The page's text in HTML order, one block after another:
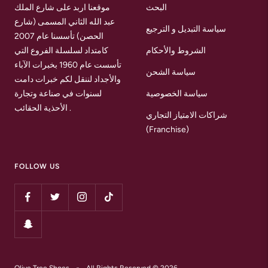
موقعنا اربد على شارع الملك
عبد الله الثاني المسمى (شارع
الحصن) تأسسنا عام 2007
كامتداد لسلسلة الفروع التي
تأسست عام 1960 بخبرات الآباء
والأجداد لننقل لكم خبرات دامت
لسنوات في صناعة وتجارة
الأحذية الحقائب .
البحث
سياسة التبديل و الترجيع
الشروط والأحكام
سياسة الشحن
سياسة الخصوصية
شراكات الامتياز التجاري
(Franchise)
FOLLOW US